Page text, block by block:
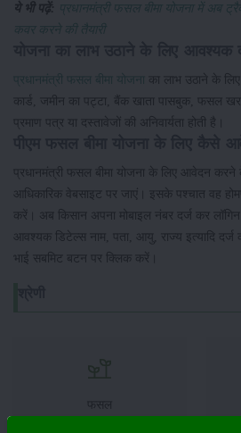
ये भी पढ़ें: प्रधानमंत्री फसल बीमा योजना में अब
कवर करने की तैयारी
प्रधानमंत्री फसल बीमा योजना
का लाभ उठाने के
कार्ड, जमीन का पट्टा, बैंक खाता पासबुक, फसल
प्रमाण पत्र या दस्तावेजों की अनिवार्यता होती है।
प्रधानमंत्री फसल बीमा योजना के लिए आवेदन
आधिकारिक वेबसाइट पर जाएं। इसके पश्चात वह
करें। अब किसान अपना मोबाइल नंबर दर्ज कर
आवश्यक डिटेल्स नाम, पता, आयु, राज्य इत्यादि
भाई सबमिट बटन पर क्लिक करें।
फसल